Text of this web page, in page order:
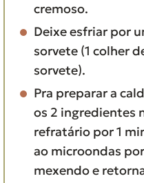
cremoso.
Deixe esfriar por
sorvete (1 colher
sorvete).
Pra preparar a
os 2 ingredientes
refratário por 1
ao microondas
mexendo e